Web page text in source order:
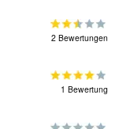
2 Bewertungen
1 Bewertung